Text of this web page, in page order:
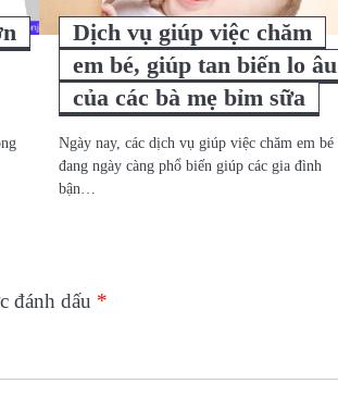
Dịch vụ giúp việc chăm
em bé, giúp tan biến lo âu
của các bà mẹ bỉm sữa
Ngày nay, các dịch vụ giúp việc chăm em bé
đang ngày càng phổ biến giúp các gia đình
bận…
đánh dấu *